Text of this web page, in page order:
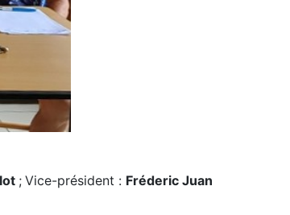
; Vice-président : Fréderic Juan